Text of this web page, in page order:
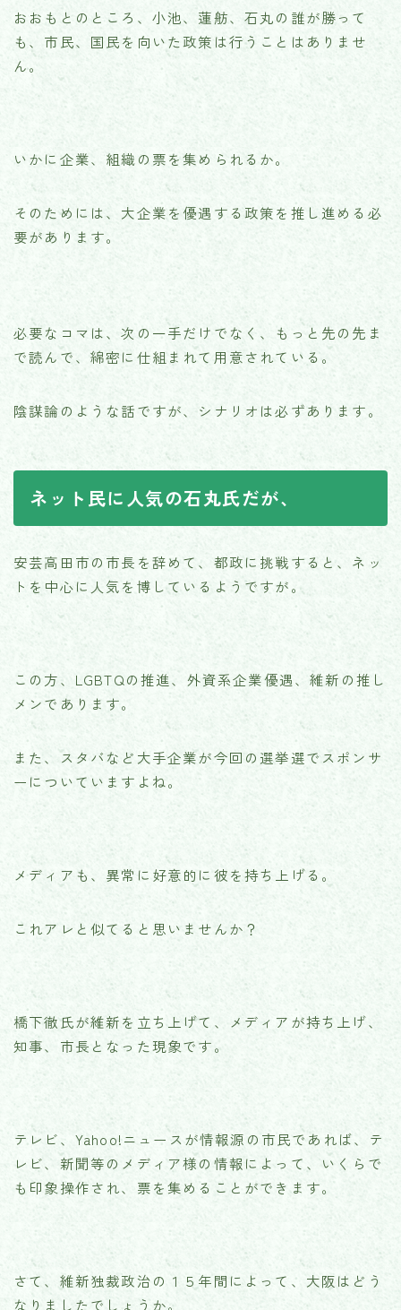
おおもとのところ、小池、蓮舫、石丸の誰が勝って
も、市民、国民を向いた政策は行うことはありませ
ん。
いかに企業、組織の票を集められるか。
そのためには、大企業を優遇する政策を推し進める必
要があります。
必要なコマは、次の一手だけでなく、もっと先の先ま
で読んで、綿密に仕組まれて用意されている。
陰謀論のような話ですが、シナリオは必ずあります。
ネット民に人気の石丸氏だが、
安芸高田市の市長を辞めて、都政に挑戦すると、ネッ
トを中心に人気を博しているようですが。
この方、LGBTQの推進、外資系企業優遇、維新の推し
メンであります。
また、スタバなど大手企業が今回の選挙選でスポンサ
ーについていますよね。
メディアも、異常に好意的に彼を持ち上げる。
これアレと似てると思いませんか？
橋下徹氏が維新を立ち上げて、メディアが持ち上げ、
知事、市長となった現象です。
テレビ、Yahoo!ニュースが情報源の市民であれば、テ
レビ、新聞等のメディア様の情報によって、いくらで
も印象操作され、票を集めることができます。
さて、維新独裁政治の１５年間によって、大阪はどう
なりましたでしょうか。